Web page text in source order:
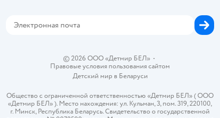
© 2026 ООО «Детмир БЕЛ»•
Правовые условия пользования сайтом
Детский мир в Беларуси
Общество с ограниченной ответственностью «Детмир БЕЛ» ( ООО
«Детмир БЕЛ» ). Место нахождения: ул. Кульман, 3, пом. 319, 220100,
г. Минск, Республика Беларусь. Свидетельство о государственной